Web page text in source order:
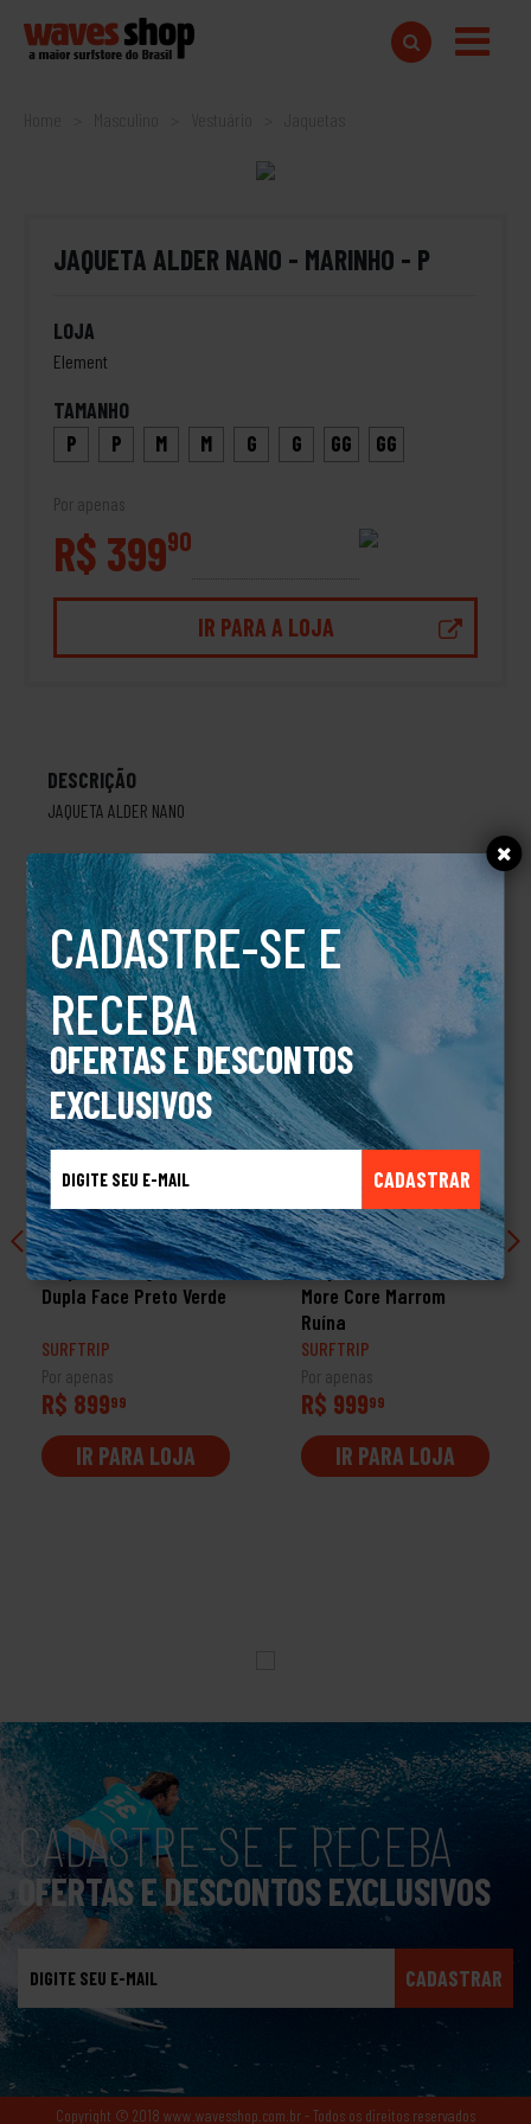
CADASTRE-SE E
RECEBA
OFERTAS E DESCONTOS
EXCLUSIVOS
CADASTRAR
Home
JAQUETA ALDER NANO - MARINHO - P
LOJA
Element
TAMANHO
P
P M M G G GG GG
Por apenas
R$ 39990
IR PARA A LOJA
DESCRIÇÃO
JAQUETA ALDER NANO
TALVEZ VOCÊ TAMBÉM GOSTE
Jaqueta Hang Loose
Dupla Face Preto Verde
SURFTRIP
Por apenas
R$ 89999
IR PARA LOJA
Jaqueta Mcd Forrada
More Core Marrom
Ruína
SURFTRIP
Por apenas
R$ 99999
IR PARA LOJA
CADASTRE-SE E RECEBA
OFERTAS E DESCONTOS EXCLUSIVOS
CADASTRAR
Copyright © 2018 www.wavesshop.com.br - Todos os direitos reservados